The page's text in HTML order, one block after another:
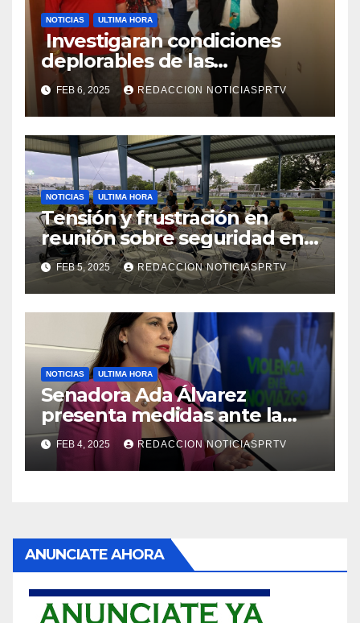
NOTICIAS ULTIMA HORA
Investigaran condiciones
deplorables de las
facilidades el Departamento
de la Salud en Mayagüez
FEB 6, 2025 REDACCION NOTICIASPRTV
NOTICIAS ULTIMA HORA
Tensión y frustración en
reunión sobre seguridad en
Reparto Metropolitano
FEB 5, 2025 REDACCION NOTICIASPRTV
NOTICIAS ULTIMA HORA
Senadora Ada Álvarez
presenta medidas ante la
violencia en el noviazgo
FEB 4, 2025 REDACCION NOTICIASPRTV
ANUNCIATE AHORA